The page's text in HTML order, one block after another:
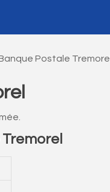
Postale Tremorel